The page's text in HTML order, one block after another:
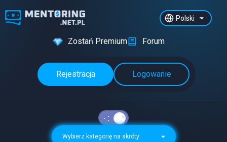
Polski
Zostań Premium Forum
Rejestracja Logowanie
Wybierz kategorię na skróty